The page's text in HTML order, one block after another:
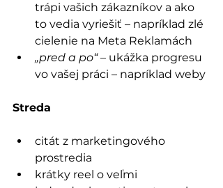
trápi vašich zákazníkov a ako
to vedia vyriešiť – napríklad zlé
cielenie na Meta Reklamách
„pred a po“ – ukážka progresu
vo vašej práci – napríklad weby
Streda
citát z marketingového
prostredia
krátky reel o veľmi